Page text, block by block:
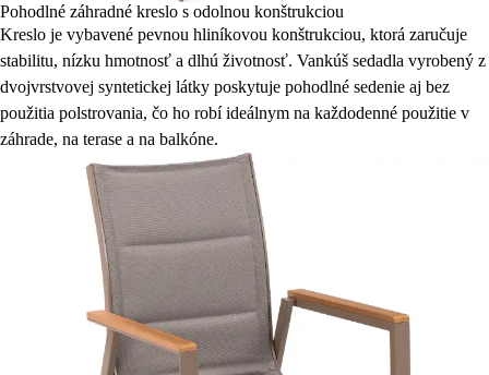
Pohodlné záhradné kreslo s odolnou konštrukciou
Kreslo je vybavené pevnou hliníkovou konštrukciou, ktorá zaručuje
stabilitu, nízku hmotnosť a dlhú životnosť. Vankúš sedadla vyrobený z
dvojvrstvovej syntetickej látky poskytuje pohodlné sedenie aj bez
použitia polstrovania, čo ho robí ideálnym na každodenné použitie v
záhrade, na terase a na balkóne.